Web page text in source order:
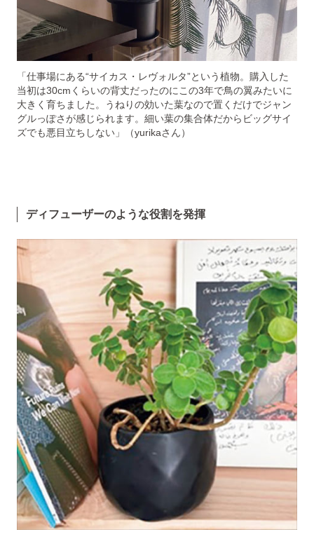
「仕事場にある“サイカス・レヴォルタ”という植物。購入した
当初は30cmくらいの背丈だったのにこの3年で鳥の翼みたいに
大きく育ちました。うねりの効いた葉なので置くだけでジャン
グルっぽさが感じられます。細い葉の集合体だからビッグサイ
ズでも悪目立ちしない」（yurikaさん）
ディフューザーのような役割を発揮